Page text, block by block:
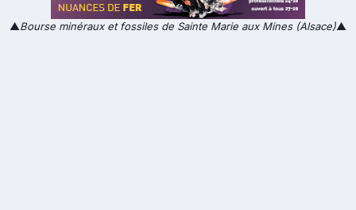
▲Bourse minéraux et fossiles de Sainte Marie aux Mines (Alsace)▲